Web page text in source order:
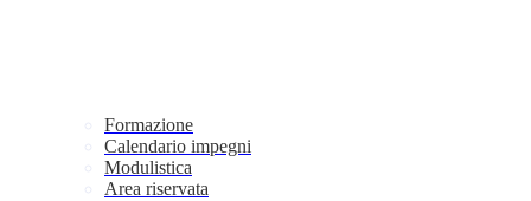
Formazione
Calendario impegni
Modulistica
Area riservata